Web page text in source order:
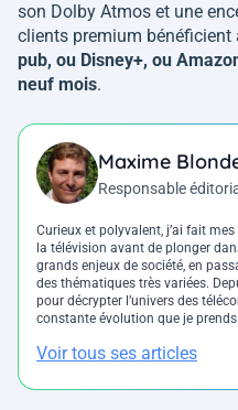
son Dolby Atmos et une
clients premium bénéficient
pub, ou Disney+, ou
neuf mois.
Maxime
Responsable
Curieux et polyvalent, j’ai fait
la télévision avant de plonger
grands enjeux de société, en
des thématiques très variées.
pour décrypter l’univers des
constante évolution que je
Voir tous ses articles